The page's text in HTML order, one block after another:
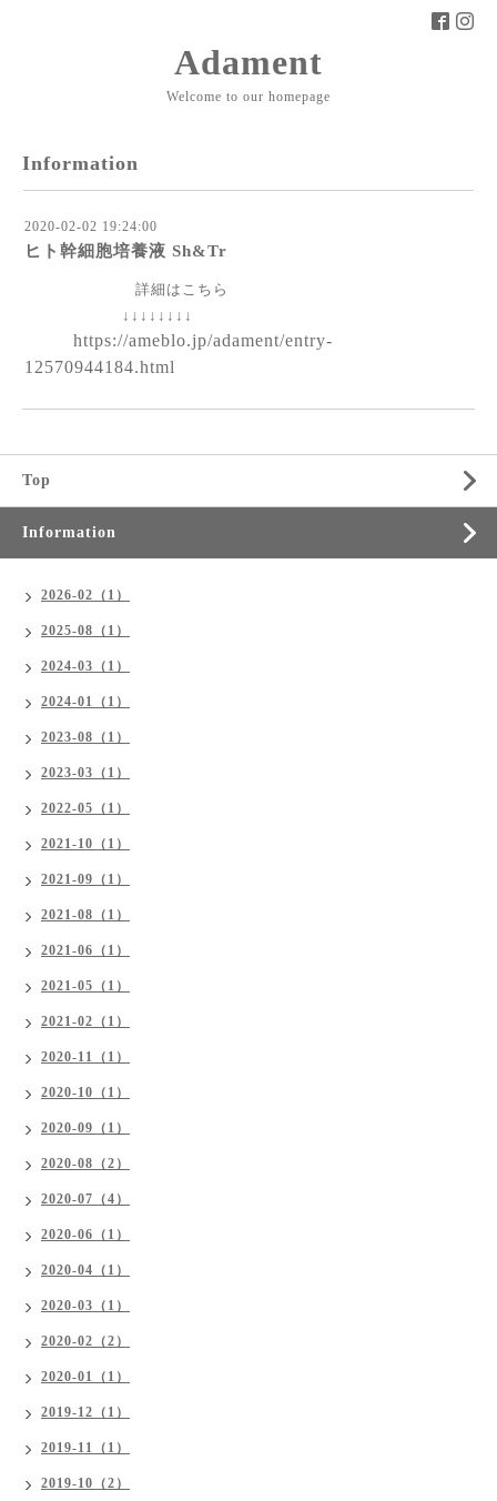
Adament
Welcome to our homepage
Information
2020-02-02 19:24:00
ヒト幹細胞培養液 Sh&Tr
詳細はこちら
↓↓↓↓↓↓↓↓
https://ameblo.jp/adament/entry-
12570944184.html
Top
Information
2026-02（1）
2025-08（1）
2024-03（1）
2024-01（1）
2023-08（1）
2023-03（1）
2022-05（1）
2021-10（1）
2021-09（1）
2021-08（1）
2021-06（1）
2021-05（1）
2021-02（1）
2020-11（1）
2020-10（1）
2020-09（1）
2020-08（2）
2020-07（4）
2020-06（1）
2020-04（1）
2020-03（1）
2020-02（2）
2020-01（1）
2019-12（1）
2019-11（1）
2019-10（2）